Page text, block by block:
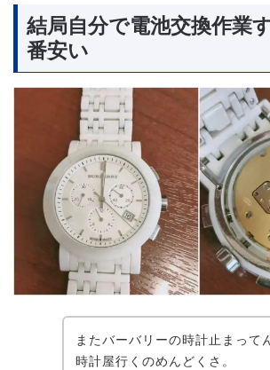
結局自分で電池交換作業
番安い
またバーバリーの時計止まって
時計屋行くのめんどくさ。